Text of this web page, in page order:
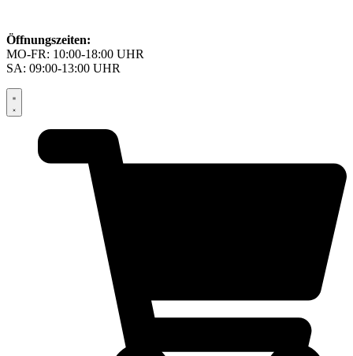
Öffnungszeiten:
MO-FR: 10:00-18:00 UHR
SA: 09:00-13:00 UHR